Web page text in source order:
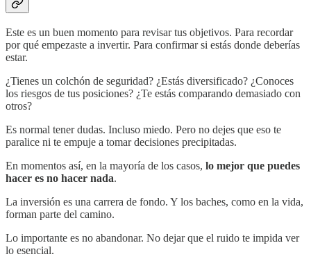
Este es un buen momento para revisar tus objetivos. Para recordar
por qué empezaste a invertir. Para confirmar si estás donde deberías
estar.
¿Tienes un colchón de seguridad? ¿Estás diversificado? ¿Conoces
los riesgos de tus posiciones? ¿Te estás comparando demasiado con
otros?
Es normal tener dudas. Incluso miedo. Pero no dejes que eso te
paralice ni te empuje a tomar decisiones precipitadas.
En momentos así, en la mayoría de los casos, lo mejor que puedes
hacer es no hacer nada.
La inversión es una carrera de fondo. Y los baches, como en la vida,
forman parte del camino.
Lo importante es no abandonar. No dejar que el ruido te impida ver
lo esencial.